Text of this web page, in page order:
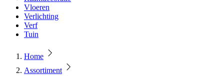
Vloeren
Verlichting
Verf
Tuin
Home
Assortiment